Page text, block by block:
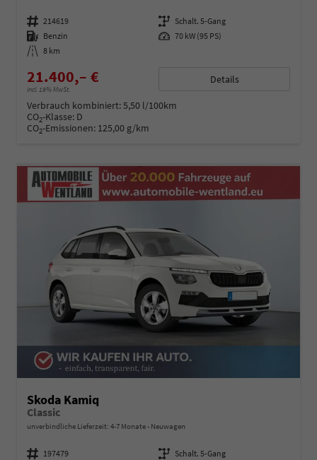
Fahrzeugnummer 214619 Getriebe Schalt. 5-Gang
Kraftstoff Benzin Leistung 70 kW (95 PS)
Kilometerstand 8 km
21.400,– €
incl. 19% MwSt.
Details
Verbrauch kombiniert:5,50 l/100km
CO2-Klasse: D
CO2-Emissionen: 125,00 g/km
Skoda Kamiq
Classic
unverbindliche Lieferzeit: 4-7 Monate Neuwagen
Fahrzeugnummer 197479 Getriebe Schalt. 5-Gang